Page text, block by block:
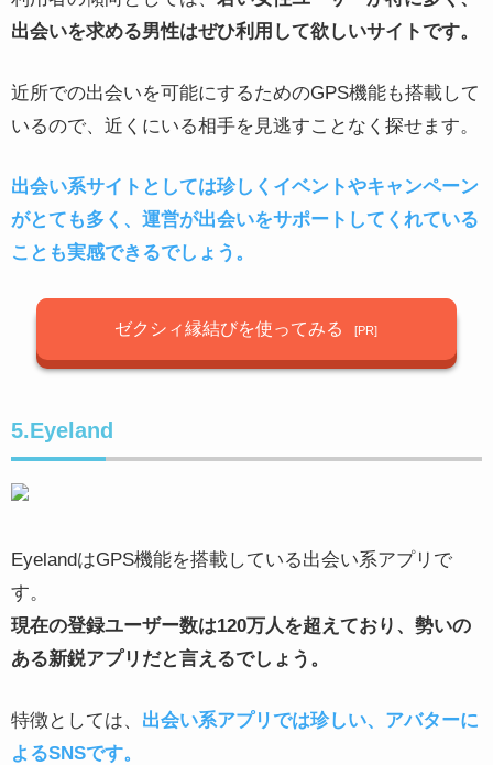
出会いを求める男性はぜひ利用して欲しいサイトです。
近所での出会いを可能にするためのGPS機能も搭載して
いるので、近くにいる相手を見逃すことなく探せます。
出会い系サイトとしては珍しくイベントやキャンペーン
がとても多く、運営が出会いをサポートしてくれている
ことも実感できるでしょう。
ゼクシィ縁結びを使ってみる
5.Eyeland
EyelandはGPS機能を搭載している出会い系アプリで
す。
現在の登録ユーザー数は120万人を超えており、勢いの
ある新鋭アプリだと言えるでしょう。
特徴としては、 出会い系アプリでは珍しい、アバターに
よるSNSです。